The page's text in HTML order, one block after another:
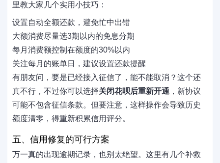
里教大家几个实用小技巧：
设置自动全额还款，避免忙中出错
大额消费尽量选3期以内的免息分期
每月消费额控制在额度的30%以内
关注每月的账单日，建议设置还款提醒
有朋友问，要是已经接入征信了，能不能取消？这个还
真不行，不过你可以选择关闭花呗后重新开通 ，新协议
可能不包含征信条款。但要注意，这样操作会导致历史
额度清零，得重新积累信用评分。
五、信用修复的可行方案
万一真的出现逾期记录，也别太绝望。这里有几个补救